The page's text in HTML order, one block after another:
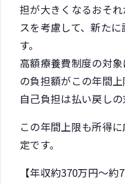
担が大きくなるおそ
スを考慮して、新た
す。
高額療養費制度の対
の負担額がこの年間
自己負担は払い戻しの
この年間上限も所得
定です。
【年収約370万円～